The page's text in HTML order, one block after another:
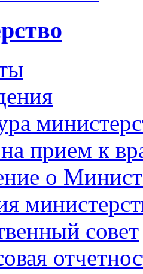
прием к
о
совет